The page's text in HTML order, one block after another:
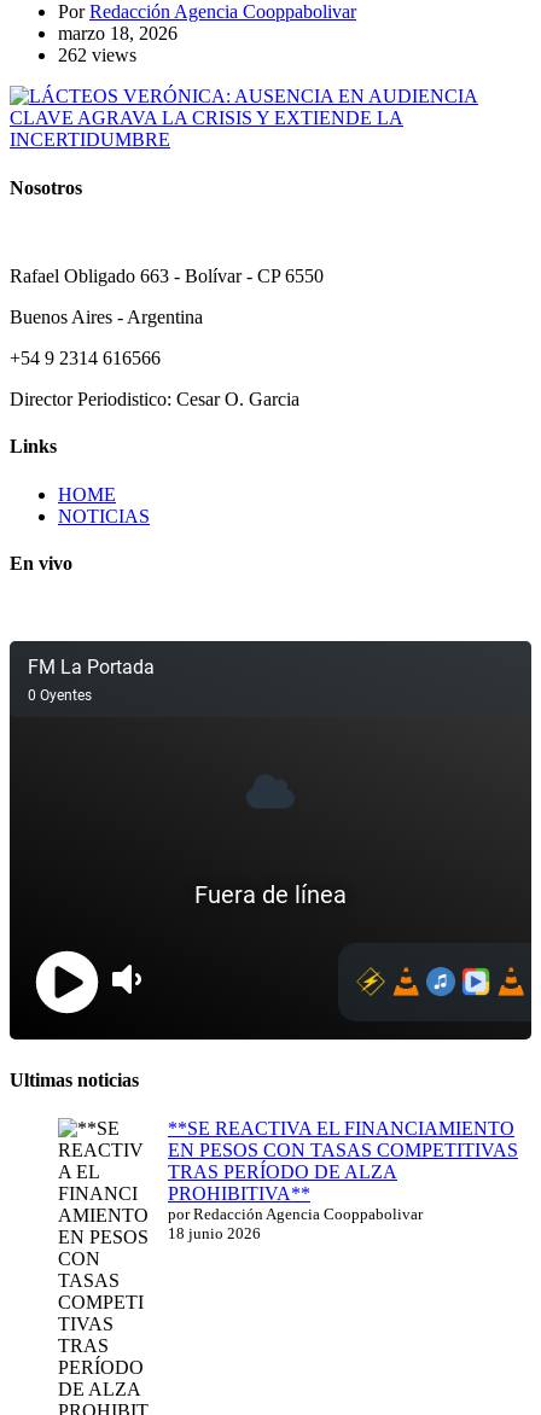
PorRedacción Agencia Cooppabolivar
marzo 18, 2026
262 views
Nosotros
Rafael Obligado 663 - Bolívar - CP 6550
Buenos Aires - Argentina
+54 9 2314 616566
Director Periodistico: Cesar O. Garcia
Links
HOME
NOTICIAS
En vivo
Ultimas noticias
**SE REACTIVA EL FINANCIAMIENTO
EN PESOS CON TASAS COMPETITIVAS
TRAS PERÍODO DE ALZA
PROHIBITIVA**
por Redacción Agencia Cooppabolivar
18 junio 2026